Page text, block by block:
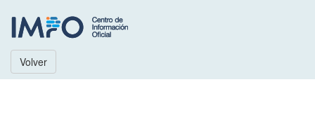
Volver